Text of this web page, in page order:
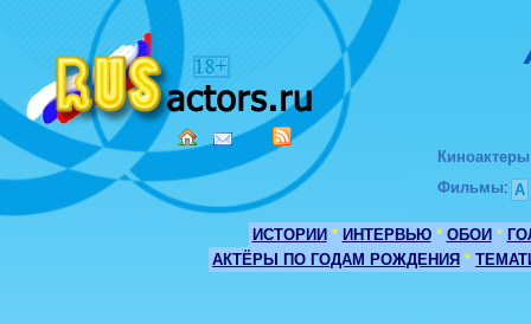
Киноактеры
Фильмы: А
ИСТОРИИ * ИНТЕРВЬЮ * ОБОИ *
АКТЁРЫ ПО ГОДАМ РОЖДЕНИЯ *